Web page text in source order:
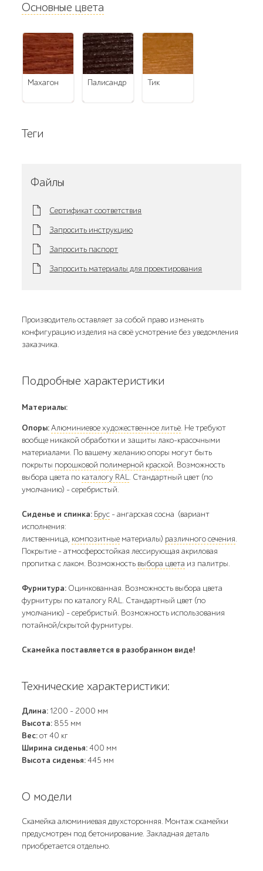
Основные цвета
махагон палисандр тик
Теги
Файлы
Сертификат соответствия
Запросить инструкцию
Запросить паспорт
Запросить материалы для проектирования
Производитель оставляет за собой право изменять
конфигурацию изделия на своё усмотрение без уведомления
заказчика.
Подробные характеристики
Материалы:
Опоры:Алюминиевое художественное литьё. Не требуют
вообще никакой обработки и защиты лако-красочными
материалами. По вашему желанию опоры могут быть
покрыты порошковой полимерной краской. Возможность
выбора цвета по каталогу RAL. Стандартный цвет (по
умолчанию) - серебристый.
Сиденье и спинка: Брус - ангарская сосна (вариант
исполнения:
лиственница, композитные материалы) различного сечения.
Покрытие - атмосферостойкая лессирующая акриловая
пропитка с лаком. Возможность выбора цвета из палитры.
Фурнитура: Оцинкованная. Возможность выбора цвета
фурнитуры по каталогу RAL. Стандартный цвет (по
умолчанию) - серебристый. Возможность использования
потайной/скрытой фурнитуры.
Скамейка поставляется в разобранном виде!
Технические характеристики:
Длина:1200 - 2000 мм
Высота: 855 мм
Вес:от 40 кг
Ширина сиденья:400 мм
Высота сиденья:445 мм
О модели
Скамейка алюминиевая двухсторонняя. Монтаж скамейки
предусмотрен под бетонирование. Закладная деталь
приобретается отдельно.